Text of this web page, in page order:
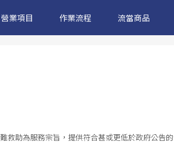
營業項目 作業流程 流當商品
救助為服務宗旨，提供符合甚或更低於政府公告